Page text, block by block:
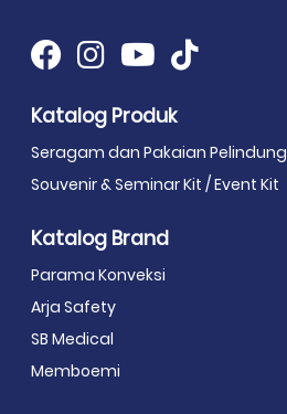
Katalog Produk
Seragam dan Pakaian Pelindung
Souvenir & Seminar Kit / Event Kit
Katalog Brand
Parama Konveksi
Arja Safety
SB Medical
Memboemi